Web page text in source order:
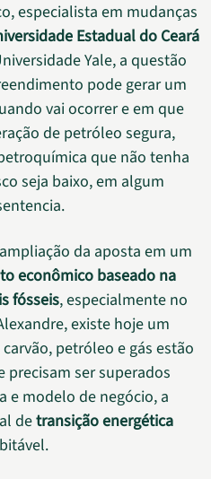
especialista em mudanças
Estadual do Ceará
Yale, a questão
pode gerar um
vai ocorrer e em que
de petróleo segura,
que não tenha
seja baixo, em algum
da aposta em um
econômico baseado na
fósseis, especialmente no
existe hoje um
petróleo e gás estão
precisam ser superados
e modelo de negócio, a
detransição energética